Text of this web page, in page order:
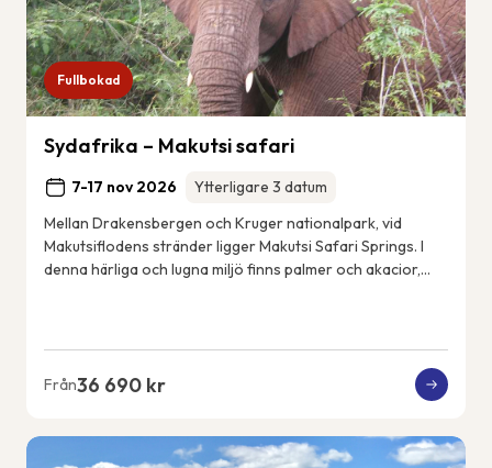
Fullbokad
Sydafrika – Makutsi safari
7-17 nov 2026
Ytterligare 3 datum
Mellan Drakensbergen och Kruger nationalpark, vid
Makutsiflodens stränder ligger Makutsi Safari Springs. I
denna härliga och lugna miljö finns palmer och akacior,
Från36 690 kr